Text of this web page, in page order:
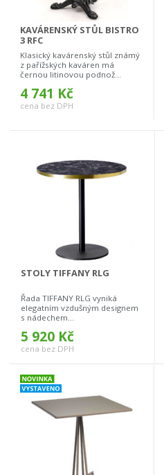
KAVÁRENSKÝ STŮL BISTRO
3 RFC
Klasický kavárenský stůl známý
z pařížských kaváren má
černou litinovou podnož...
4 741 Kč
cena bez DPH
STOLY TIFFANY RLG
Řada TIFFANY RLG vyniká
elegatním vzdušným designem
s nádechem...
5 920 Kč
cena bez DPH